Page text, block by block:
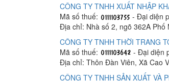
CÔNG TY TNHH XUẤT NHẬP
Mã số thuế:
- Đại diện
Địa chỉ: Nhà số 2, ngõ 362A
CÔNG TY TNHH THỜI TRANG
Mã số thuế:
- Đại diện
Địa chỉ: Thôn Đàn Viên, Xã Cao
CÔNG TY TNHH SẢN XUẤT VÀ